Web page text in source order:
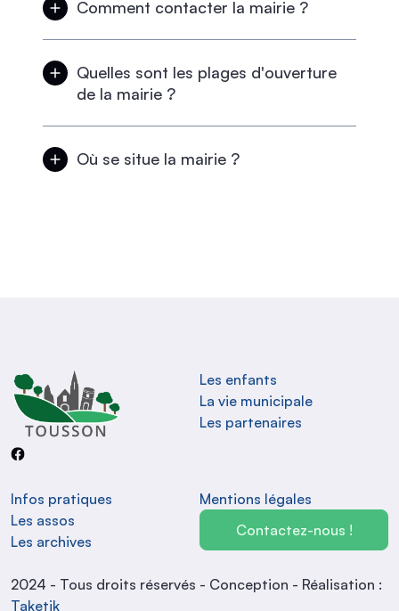
Comment contacter la mairie ?
Par téléphone au 01 64 24 76 10
Quelles sont les plages d'ouverture
de la mairie ?
Le lundi et le jeudi de 9h00 à 12h00 et de
13h30 à 18h30
Où se situe la mairie ?
Les enfants
La vie municipale
Les partenaires
Infos pratiques
Les assos
Les archives
Mentions légales
Contactez-nous !
2024 - Tous droits réservés - Conception - Réalisation :
Taketik